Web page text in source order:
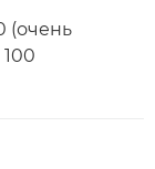
(очень